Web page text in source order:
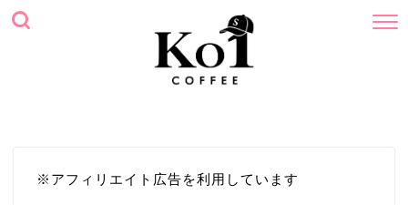
※アフィリエイト広告を利用しています